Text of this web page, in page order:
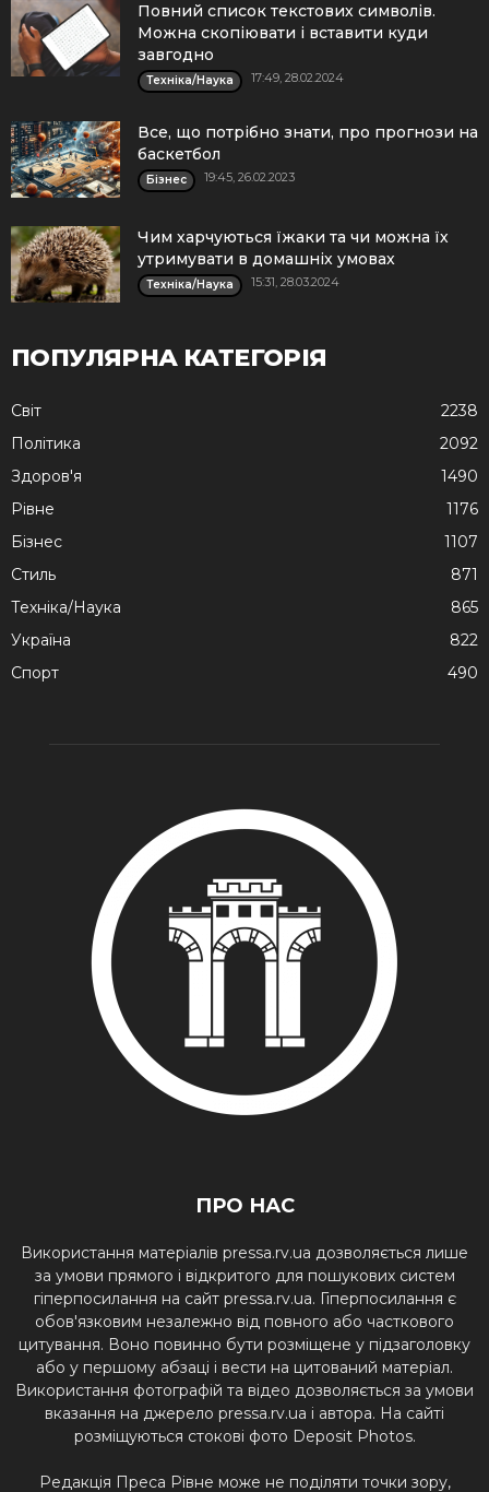
Повний список текстових символів.
Можна скопіювати і вставити куди
завгодно
Техніка/Наука 17:49, 28.02.2024
Все, що потрібно знати, про прогнози на
баскетбол
Бізнес 19:45, 26.02.2023
Чим харчуються їжаки та чи можна їх
утримувати в домашніх умовах
Техніка/Наука 15:31, 28.03.2024
ПОПУЛЯРНА КАТЕГОРІЯ
Cвіт
2238
Політика
2092
Здоров'я
1490
Рівне
1176
Бізнес
1107
Стиль
871
Техніка/Наука
865
Україна
822
Спорт
490
ПРО НАС
Використання матеріалів pressa.rv.ua дозволяється лише
за умови прямого і відкритого для пошукових систем
гіперпосилання на сайт pressa.rv.ua. Гіперпосилання є
обов'язковим незалежно від повного або часткового
цитування. Воно повинно бути розміщене у підзаголовку
або у першому абзаці і вести на цитований матеріал.
Використання фотографій та відео дозволяється за умови
вказання на джерело pressa.rv.ua і автора. На сайті
розміщуються стокові фото Deposit Photos.
Редакція Преса Рівне може не поділяти точки зору,